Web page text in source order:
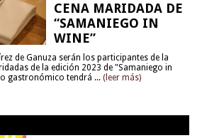
CENA MARIDADA DE
“SAMANIEGO IN
WINE”
de Ganuza serán los participantes de la
de la edición 2023 de "Samaniego in
gastronómico tendrá ... (leer más)